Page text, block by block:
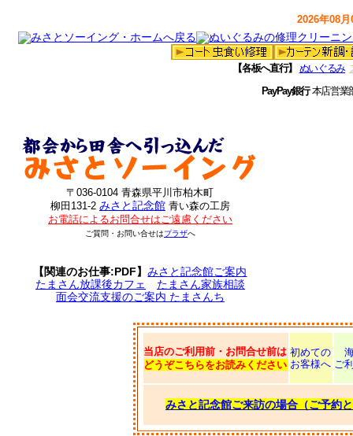
2026年08
【各板へ直行】 ぬいぐるみ
PayPay銀行本店営
〒036-0104 青森県平川市柏木町
柳田131-2 みさと記念館 青い森の工房
お電話によるお問合せはご遠慮ください
ご質問・お問い合せはプラザへ
【関連のお仕事:PDF】みさと記念館ご案内
たまさん放課後カフェ
たまさん家族相談
面会交流支援のご案内 たまさんち
当店のご利用前・お問合せ前は
どうぞこちらをお読みください
初めての
お客様へ ご
みさと記念館ご来訪の場合（ご予約